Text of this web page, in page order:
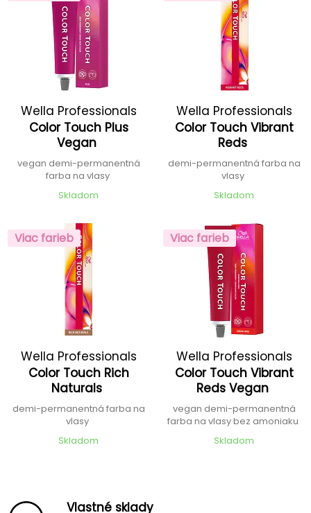
Wella Professionals
Color Touch Plus
Vegan
vegan demi-permanentná
farba na vlasy
Skladom
Wella Professionals
Color Touch Vibrant
Reds
demi-permanentná farba na
vlasy
Skladom
Viac farieb
Wella Professionals
Color Touch Rich
Naturals
demi-permanentná farba na
vlasy
Skladom
Viac farieb
Wella Professionals
Color Touch Vibrant
Reds Vegan
vegan demi-permanentná
farba na vlasy bez amoniaku
Skladom
Vlastné sklady